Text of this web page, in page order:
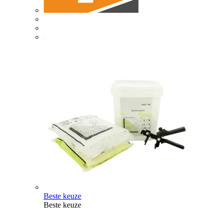
Beste keuze
Beste keuze